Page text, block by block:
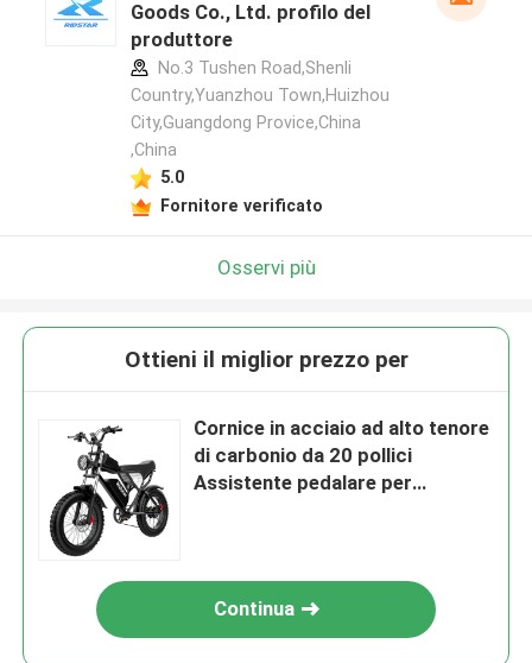
Goods Co., Ltd. profilo del
produttore
No.3 Tushen Road,Shenli
Country,Yuanzhou Town,Huizhou
City,Guangdong Provice,China
,China
5.0
Fornitore verificato
Osservi più
Ottieni il miglior prezzo per
Cornice in acciaio ad alto tenore
di carbonio da 20 pollici
Assistente pedalare per
Continua